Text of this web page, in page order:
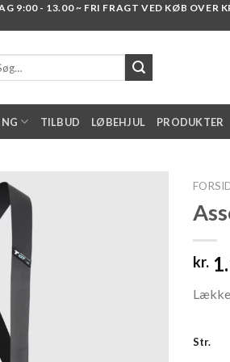
9:00 - 13.00 ~ FRI FRAGT VED KØB OVER
TILBUD LØBEHJUL PRODUKTER
kr.
Str.